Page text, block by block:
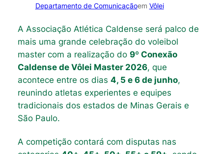
Departamento de Comunicaçãoem Vôlei
A Associação Atlética Caldense será palco de
mais uma grande celebração do voleibol
master com a realização do 9º Conexão
Caldense de Vôlei Master 2026, que
acontece entre os dias 4, 5 e 6 de junho,
reunindo atletas experientes e equipes
tradicionais dos estados de Minas Gerais e
São Paulo.
A competição contará com disputas nas